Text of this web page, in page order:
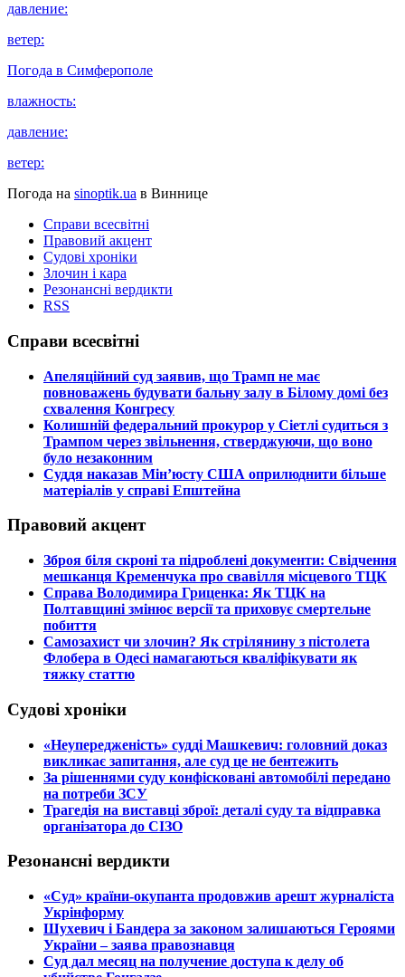
давление:
ветер:
Погода в Симферополе
влажность:
давление:
ветер:
Погода на sinoptik.ua в Виннице
Справи всесвітні
Правовий акцент
Судові хроніки
Злочин і кара
Резонансні вердикти
RSS
Справи всесвітні
​Апеляційний суд заявив, що Трамп не має
повноважень будувати бальну залу в Білому домі без
схвалення Конгресу
​Колишній федеральний прокурор у Сіетлі судиться з
Трампом через звільнення, стверджуючи, що воно
було незаконним
​Суддя наказав Мін’юсту США оприлюднити більше
матеріалів у справі Епштейна
Правовий акцент
​Зброя біля скроні та підроблені документи: Свідчення
мешканця Кременчука про свавілля місцевого ТЦК
​Справа Володимира Гриценка: Як ТЦК на
Полтавщині змінює версії та приховує смертельне
побиття
​Самозахист чи злочин? Як стрілянину з пістолета
Флобера в Одесі намагаються кваліфікувати як
тяжку статтю
Судові хроніки
​«Неупередженість» судді Машкевич: головний доказ
викликає запитання, але суд це не бентежить
​За рішеннями суду конфісковані автомобілі передано
на потреби ЗСУ
​Трагедія на виставці зброї: деталі суду та відправка
організатора до СІЗО
Резонансні вердикти
​«Суд» країни-окупанта продовжив арешт журналіста
Укрінформу
Шухевич і Бандера за законом залишаються Героями
України – заява правознавця
Суд дал месяц на получение доступа к делу об